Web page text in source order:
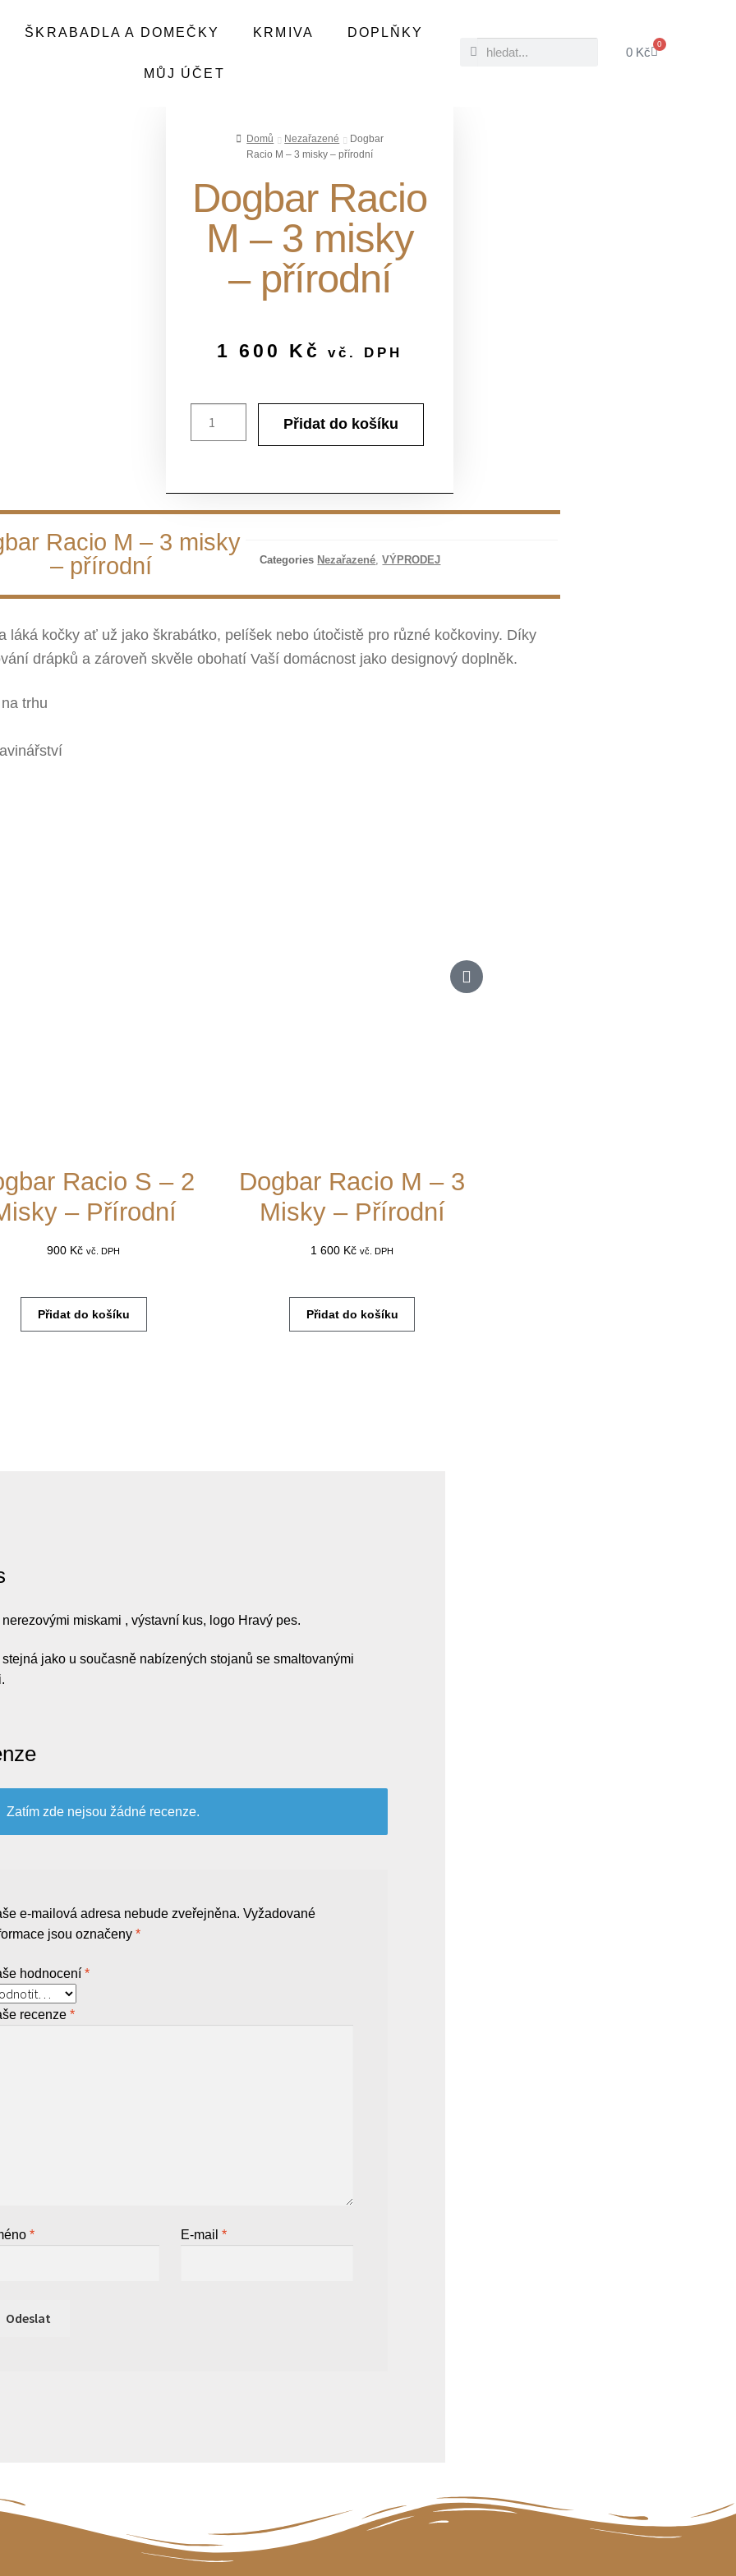
ŠKRABADLA A DOMEČKY KRMIVA DOPLŇKY
MŮJ ÚČET
0 Kč
0
Domů Nezařazené
Dogbar
Racio M – 3 misky – přírodní
Dogbar Racio
M – 3 misky
– přírodní
1 600 Kč vč. DPH
Přidat do košíku
Racio M – 3 misky
– přírodní
Categories Nezařazené,VÝPRODEJ
kočky ať už jako škrabátko, pelíšek nebo útočistě pro různé kočkoviny. Díky
drápků a zároveň skvěle obohatí Vaší domácnost jako designový doplněk.
trhu
Racio S – 2
– Přírodní
900 Kč vč. DPH
Přidat do košíku
Dogbar Racio M – 3
Misky – Přírodní
1 600 Kč vč. DPH
Přidat do košíku
miskami , výstavní kus, logo Hravý pes.
jako u současně nabízených stojanů se smaltovanými
Zatím zde nejsou žádné recenze.
e-mailová adresa nebude zveřejněna. Vyžadované
jsou označeny*
hodnocení*
recenze*
* E-mail*